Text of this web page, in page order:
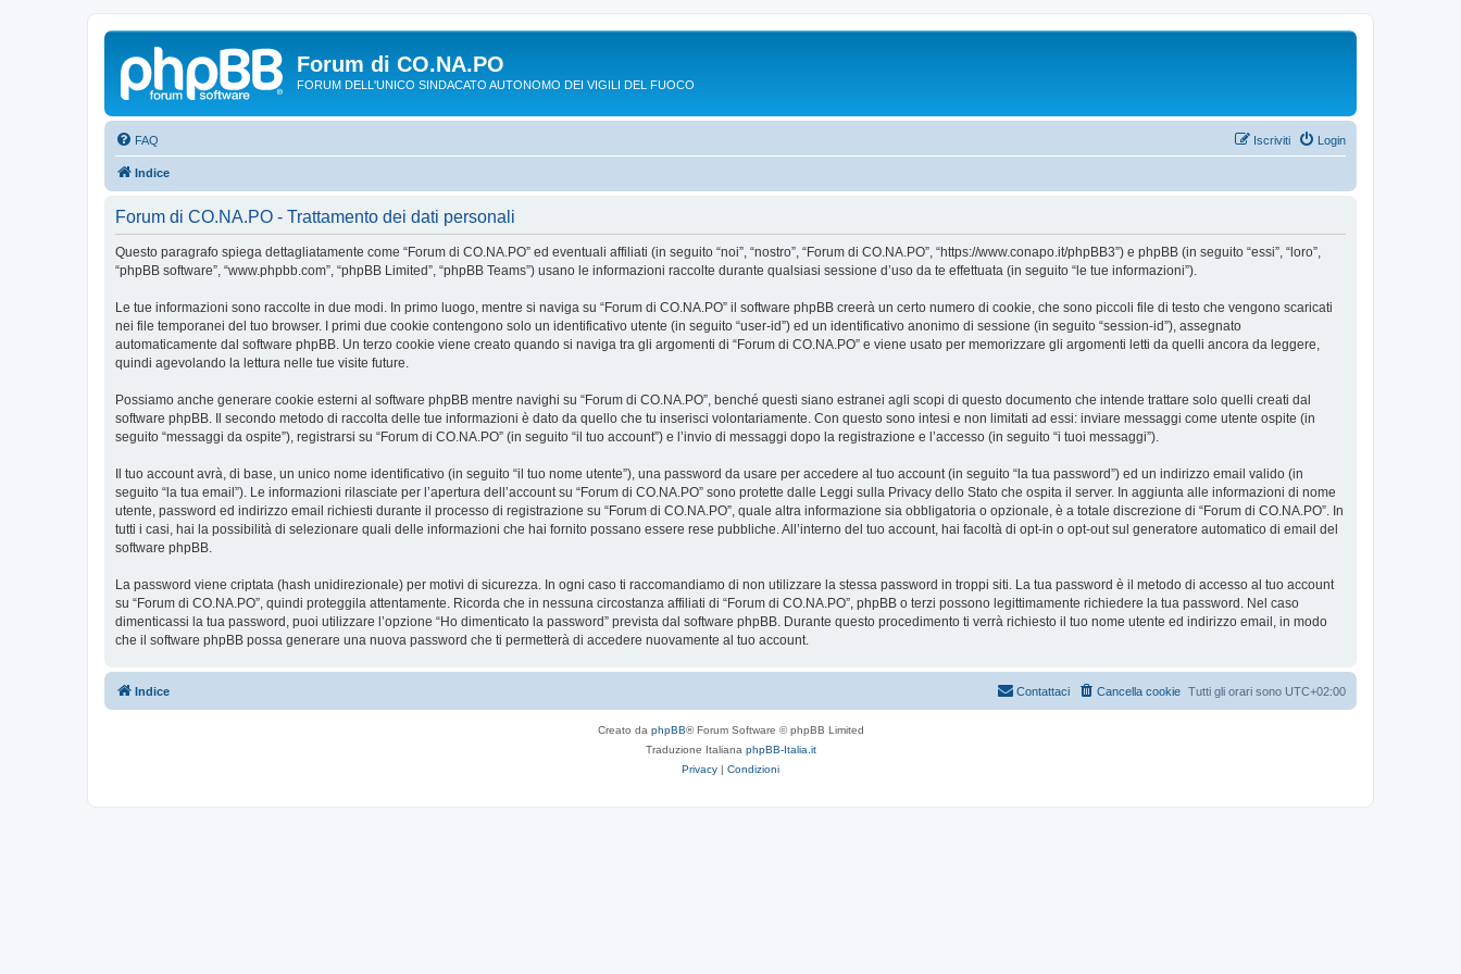
Forum di CO.NA.PO
FORUM DELL'UNICO SINDACATO AUTONOMO DEI VIGILI DEL FUOCO
FAQ Login
Iscriviti
Indice
Forum di CO.NA.PO - Trattamento dei dati personali
Questo paragrafo spiega dettagliatamente come “Forum di CO.NA.PO” ed eventuali affiliati (in seguito “noi”, “nostro”, “Forum di CO.NA.PO”, “https://www.conapo.it/phpBB3”) e phpBB (in seguito “essi”, “loro”,
“phpBB software”, “www.phpbb.com”, “phpBB Limited”, “phpBB Teams”) usano le informazioni raccolte durante qualsiasi sessione d’uso da te effettuata (in seguito “le tue informazioni”).
Le tue informazioni sono raccolte in due modi. In primo luogo, mentre si naviga su “Forum di CO.NA.PO” il software phpBB creerà un certo numero di cookie, che sono piccoli file di testo che vengono scaricati
nei file temporanei del tuo browser. I primi due cookie contengono solo un identificativo utente (in seguito “user-id”) ed un identificativo anonimo di sessione (in seguito “session-id”), assegnato
automaticamente dal software phpBB. Un terzo cookie viene creato quando si naviga tra gli argomenti di “Forum di CO.NA.PO” e viene usato per memorizzare gli argomenti letti da quelli ancora da leggere,
quindi agevolando la lettura nelle tue visite future.
Possiamo anche generare cookie esterni al software phpBB mentre navighi su “Forum di CO.NA.PO”, benché questi siano estranei agli scopi di questo documento che intende trattare solo quelli creati dal
software phpBB. Il secondo metodo di raccolta delle tue informazioni è dato da quello che tu inserisci volontariamente. Con questo sono intesi e non limitati ad essi: inviare messaggi come utente ospite (in
seguito “messaggi da ospite”), registrarsi su “Forum di CO.NA.PO” (in seguito “il tuo account”) e l’invio di messaggi dopo la registrazione e l’accesso (in seguito “i tuoi messaggi”).
Il tuo account avrà, di base, un unico nome identificativo (in seguito “il tuo nome utente”), una password da usare per accedere al tuo account (in seguito “la tua password”) ed un indirizzo email valido (in
seguito “la tua email”). Le informazioni rilasciate per l’apertura dell’account su “Forum di CO.NA.PO” sono protette dalle Leggi sulla Privacy dello Stato che ospita il server. In aggiunta alle informazioni di nome
utente, password ed indirizzo email richiesti durante il processo di registrazione su “Forum di CO.NA.PO”, quale altra informazione sia obbligatoria o opzionale, è a totale discrezione di “Forum di CO.NA.PO”. In
tutti i casi, hai la possibilità di selezionare quali delle informazioni che hai fornito possano essere rese pubbliche. All’interno del tuo account, hai facoltà di opt-in o opt-out sul generatore automatico di email del
software phpBB.
La password viene criptata (hash unidirezionale) per motivi di sicurezza. In ogni caso ti raccomandiamo di non utilizzare la stessa password in troppi siti. La tua password è il metodo di accesso al tuo account
su “Forum di CO.NA.PO”, quindi proteggila attentamente. Ricorda che in nessuna circostanza affiliati di “Forum di CO.NA.PO”, phpBB o terzi possono legittimamente richiedere la tua password. Nel caso
dimenticassi la tua password, puoi utilizzare l’opzione “Ho dimenticato la password” prevista dal software phpBB. Durante questo procedimento ti verrà richiesto il tuo nome utente ed indirizzo email, in modo
che il software phpBB possa generare una nuova password che ti permetterà di accedere nuovamente al tuo account.
Indice Tutti gli orari sono UTC+02:00
Cancella cookie
Contattaci
Creato da phpBB® Forum Software © phpBB Limited
Traduzione Italiana phpBB-Italia.it
Privacy | Condizioni